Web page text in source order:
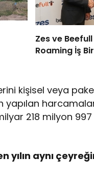
Zes ve
Roaming İş
kişisel veya
218 milyon
yılın aynı